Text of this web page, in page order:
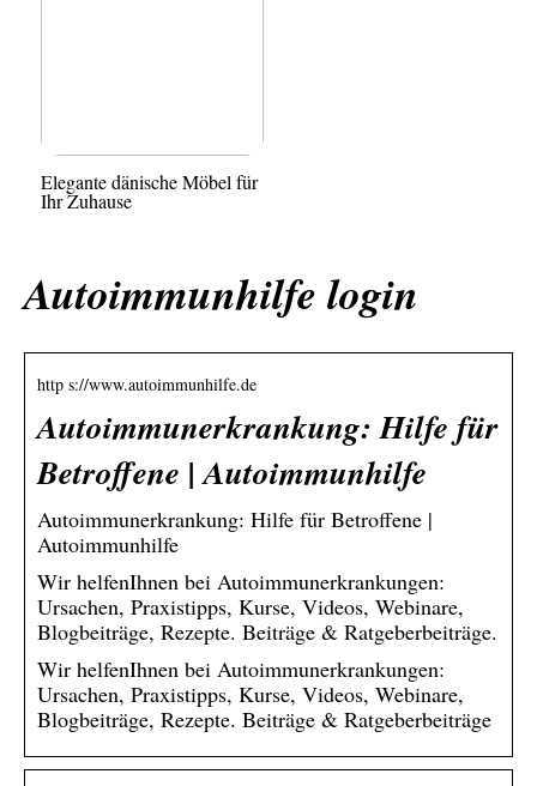
Elegante dänische Möbel für
Ihr Zuhause
Autoimmunhilfe login
http s://www.autoimmunhilfe.de
Autoimmunerkrankung: Hilfe für
Betroffene | Autoimmunhilfe
Autoimmunerkrankung: Hilfe für Betroffene |
Autoimmunhilfe
Wir helfenIhnen bei Autoimmunerkrankungen:
Ursachen, Praxistipps, Kurse, Videos, Webinare,
Blogbeiträge, Rezepte. Beiträge & Ratgeberbeiträge.
Wir helfenIhnen bei Autoimmunerkrankungen:
Ursachen, Praxistipps, Kurse, Videos, Webinare,
Blogbeiträge, Rezepte. Beiträge & Ratgeberbeiträge